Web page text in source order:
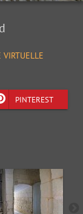
VIRTUELLE
PINTEREST